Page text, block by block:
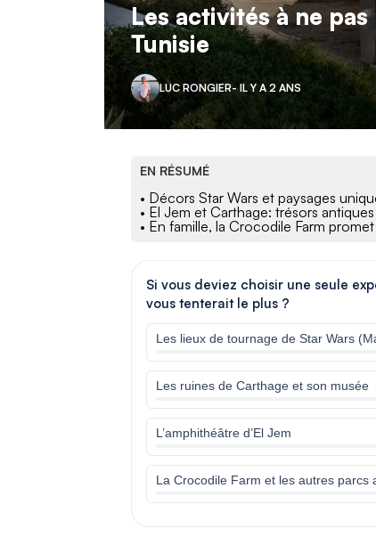
Les activités à ne
Tunisie
LUC RONGIER- IL Y A 2 ANS
EN RÉSUMÉ
• Décors Star Wars et paysages
• El Jem et Carthage: trésors
• En famille, la Crocodile Farm
Si vous deviez choisir une seule
vous tenterait le plus ?
Les lieux de tournage de Star Wars
Les ruines de Carthage et son musée
L’amphithéâtre d’El Jem
La Crocodile Farm et les autres parcs